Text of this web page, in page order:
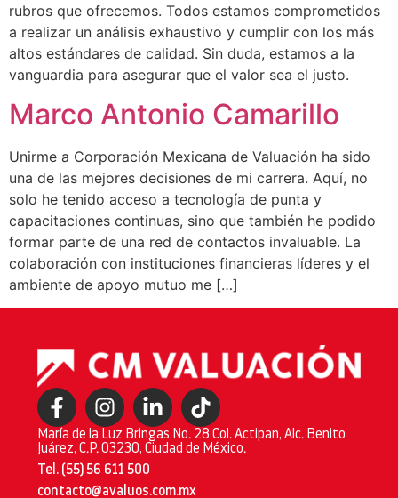
rubros que ofrecemos. Todos estamos comprometidos
a realizar un análisis exhaustivo y cumplir con los más
altos estándares de calidad. Sin duda, estamos a la
vanguardia para asegurar que el valor sea el justo.
Marco Antonio Camarillo
Unirme a Corporación Mexicana de Valuación ha sido
una de las mejores decisiones de mi carrera. Aquí, no
solo he tenido acceso a tecnología de punta y
capacitaciones continuas, sino que también he podido
formar parte de una red de contactos invaluable. La
colaboración con instituciones financieras líderes y el
ambiente de apoyo mutuo me […]
María de la Luz Bringas No. 28 Col. Actipan, Alc. Benito
Juárez, C.P. 03230, Ciudad de México.
Tel. (55) 56 611 500
contacto@avaluos.com.mx